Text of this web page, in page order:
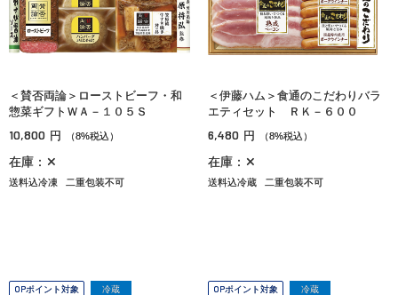
＜賛否両論＞ローストビーフ・和
惣菜ギフトＷＡ－１０５Ｓ
10,800 円 （8%税込）
在庫：✕
送料込冷凍 二重包装不可
＜伊藤ハム＞食通のこだわりバラ
エティセット ＲＫ－６００
6,480 円 （8%税込）
在庫：✕
送料込冷蔵 二重包装不可
OPポイント対象 冷蔵 OPポイント対象 冷蔵